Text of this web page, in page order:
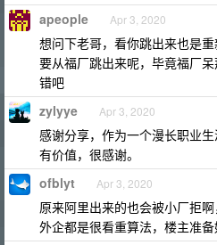
apeople Apr 3, 2020
想问下老哥，看你跳出来也是
要从福厂跳出来呢，毕竟福厂
错吧
zylyye Apr 3, 2020
感谢分享，作为一个漫长职业
有价值，很感谢。
ofblyt Apr 3, 2020
原来阿里出来的也会被小厂拒
外企都是很看重算法，楼主准